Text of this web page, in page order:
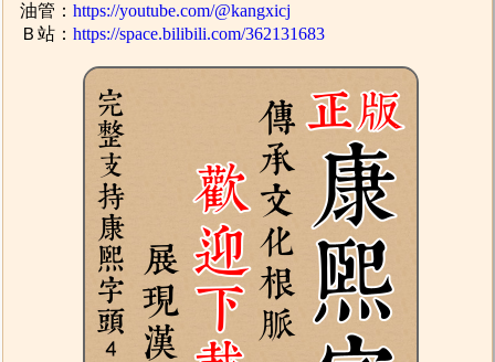
油管：https://youtube.com/@kangxicj
Ｂ站：https://space.bilibili.com/362131683